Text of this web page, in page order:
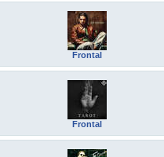
Frontal
Frontal